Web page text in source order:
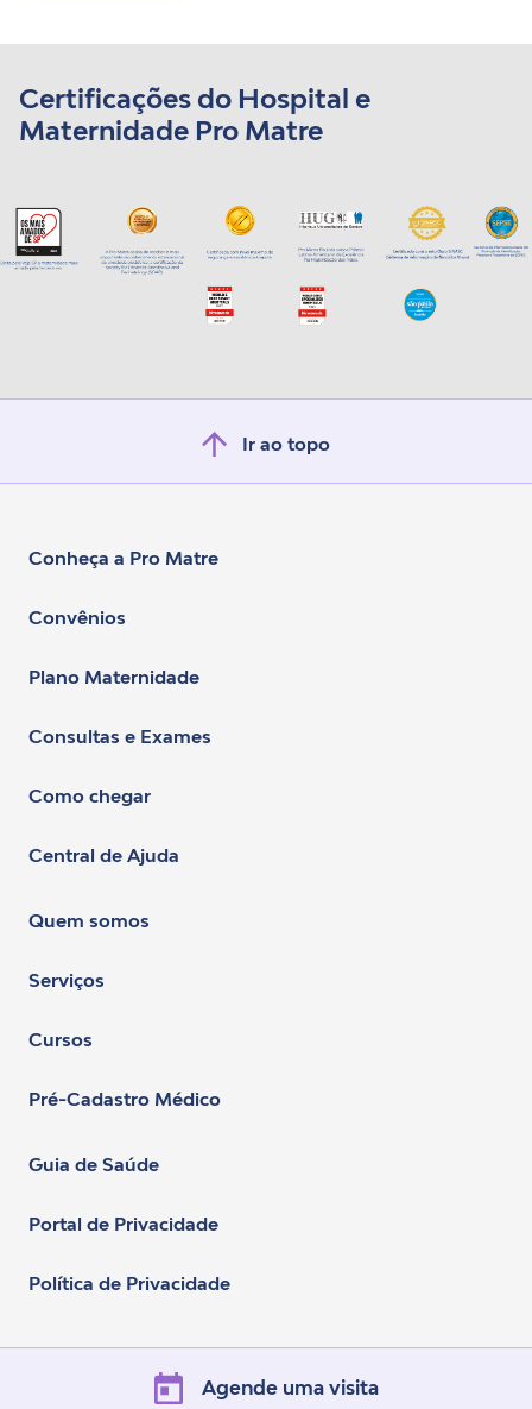
Certificações do Hospital e
Maternidade Pro Matre
Ir ao topo
Conheça a Pro Matre
Convênios
Plano Maternidade
Consultas e Exames
Como chegar
Central de Ajuda
Quem somos
Serviços
Cursos
Pré-Cadastro Médico
Guia de Saúde
Portal de Privacidade
Política de Privacidade
Agende uma visita